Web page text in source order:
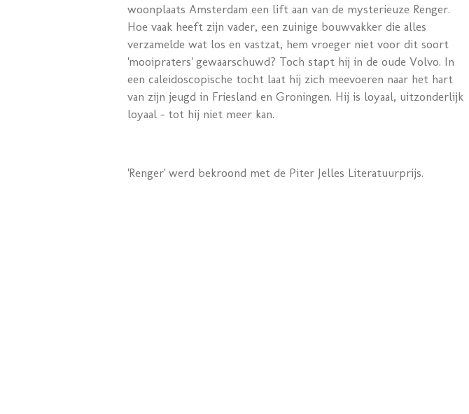
woonplaats Amsterdam een lift aan van de mysterieuze Renger.
Hoe vaak heeft zijn vader, een zuinige bouwvakker die alles
verzamelde wat los en vastzat, hem vroeger niet voor dit soort
'mooipraters' gewaarschuwd? Toch stapt hij in de oude Volvo. In
een caleidoscopische tocht laat hij zich meevoeren naar het hart
van zijn jeugd in Friesland en Groningen. Hij is loyaal, uitzonderlijk
loyaal – tot hij niet meer kan.
'Renger' werd bekroond met de Piter Jelles Literatuurprijs.